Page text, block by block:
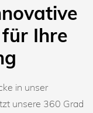
Ihre
in unser
unsere 360 Grad